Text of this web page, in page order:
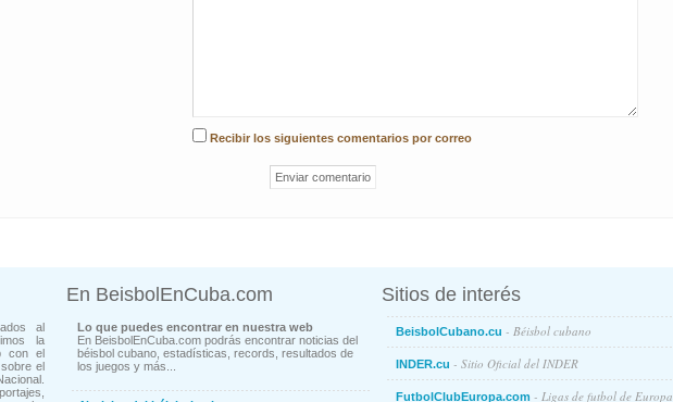
Recibir los siguientes comentarios por correo
al
la
con el
el
En BeisbolEnCuba.com
Lo que puedes encontrar en nuestra web
En BeisbolEnCuba.com podrás encontrar noticias del
béisbol cubano, estadísticas, records, resultados de
los juegos y más...
Sitios de interés
BeisbolCubano.cu - Béisbol cubano
INDER.cu - Sitio Oficial del INDER
FutbolClubEuropa.com - Ligas de futbol de Europa